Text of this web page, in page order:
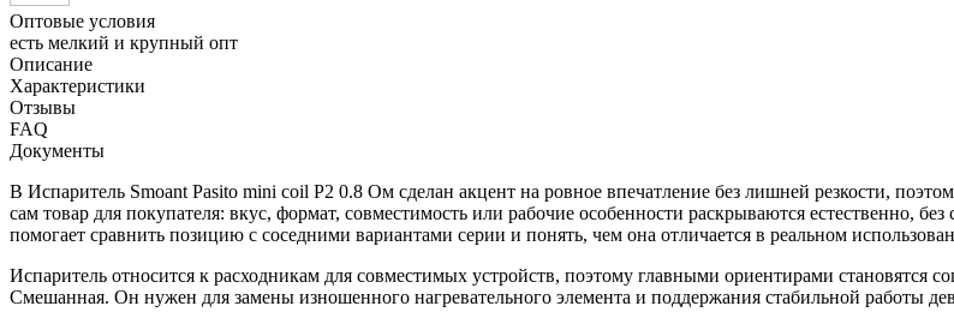
Оптовые условия
есть мелкий и крупный опт
Описание
Характеристики
Отзывы
FAQ
Документы
В Испаритель Smoant Pasito mini coil P2 0.8 Ом сделан акцент на ровное впечатление без лишней резкости,
сам товар для покупателя: вкус, формат, совместимость или рабочие особенности раскрываются естественно,
помогает сравнить позицию с соседними вариантами серии и понять, чем она отличается в реальном
Испаритель относится к расходникам для совместимых устройств, поэтому главными ориентирами становятся
Смешанная. Он нужен для замены изношенного нагревательного элемента и поддержания стабильной работы